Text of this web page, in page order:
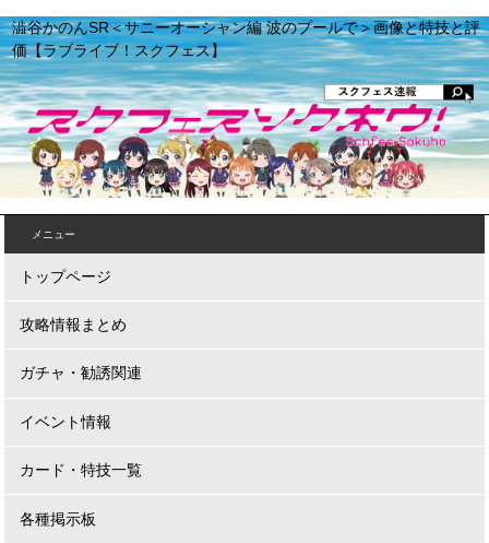
澁谷かのんSR＜サニーオーシャン編 波のプールで＞画像と特技と評
価【ラブライブ！スクフェス】
メニュー
トップページ
攻略情報まとめ
ガチャ・勧誘関連
イベント情報
カード・特技一覧
各種掲示板